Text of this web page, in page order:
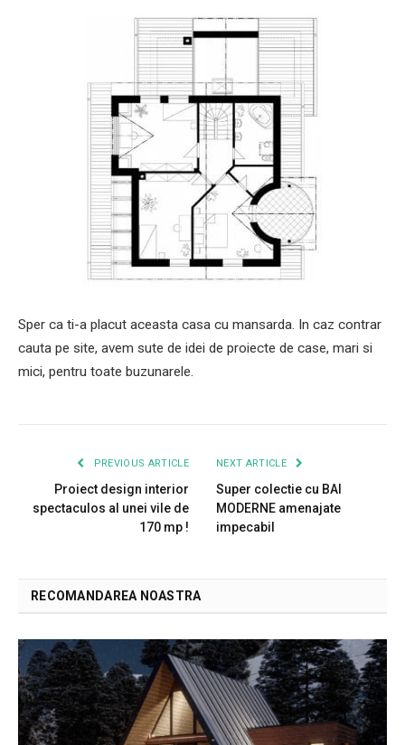
Sper ca ti-a placut aceasta casa cu mansarda. In caz contrar
cauta pe site, avem sute de idei de proiecte de case, mari si
mici, pentru toate buzunarele.
PREVIOUS ARTICLE
Proiect design interior
spectaculos al unei vile de
170 mp !
NEXT ARTICLE
Super colectie cu BAI
MODERNE amenajate
impecabil
RECOMANDAREA NOASTRA